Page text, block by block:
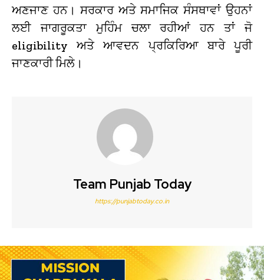
ਅਣਜਾਣ ਹਨ। ਸਰਕਾਰ ਅਤੇ ਸਮਾਜਿਕ ਸੰਸਥਾਵਾਂ ਉਹਨਾਂ
ਲਈ ਜਾਗਰੂਕਤਾ ਮੁਹਿੰਮ ਚਲਾ ਰਹੀਆਂ ਹਨ ਤਾਂ ਜੋ
eligibility ਅਤੇ ਆਵਦਨ ਪ੍ਰਕਿਰਿਆ ਬਾਰੇ ਪੂਰੀ
ਜਾਣਕਾਰੀ ਮਿਲੇ।
Team Punjab Today
https://punjabtoday.co.in